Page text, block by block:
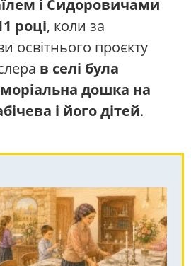
і Сидоровичами
році, коли за
освітнього проєкту
в селі була
дошка на
і його дітей.